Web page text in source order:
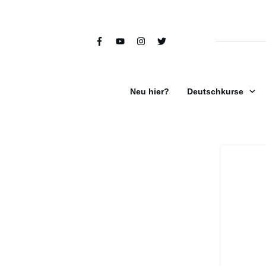
Neu hier? Deutschkurse